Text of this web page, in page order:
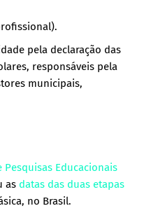
pela declaração das
responsáveis pela
municipais,
Educacionais
as datas das duas etapas
no Brasil.